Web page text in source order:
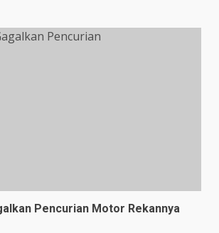
Pencurian Motor Rekannya